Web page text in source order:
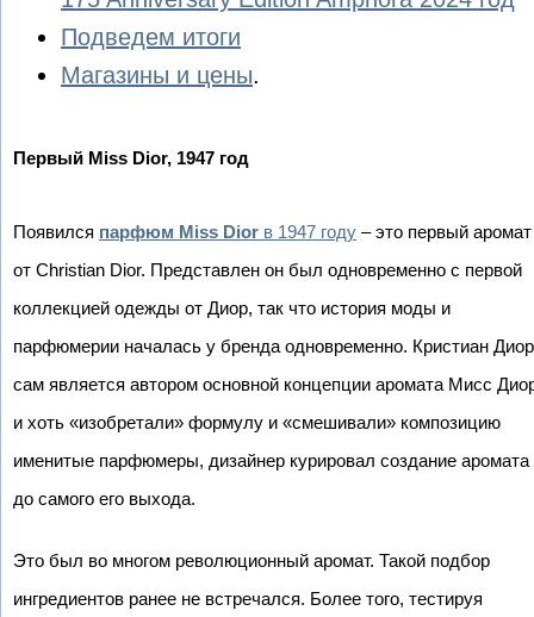
Подведем итоги
Магазины и цены.
Первый Miss Dior, 1947 год
Появился парфюм Miss Dior в 1947 году – это первый аромат
от Christian Dior. Представлен он был одновременно с первой
коллекцией одежды от Диор, так что история моды и
парфюмерии началась у бренда одновременно. Кристиан Диор
сам является автором основной концепции аромата Мисс
и хоть «изобретали» формулу и «смешивали» композицию
именитые парфюмеры, дизайнер курировал создание аромата
до самого его выхода.
Это был во многом революционный аромат. Такой подбор
ингредиентов ранее не встречался. Более того, тестируя